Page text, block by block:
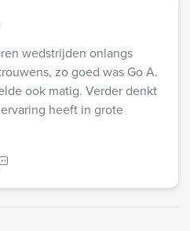
wedstrijden onlangs
zo goed was Go A.
ook matig. Verder denkt
heeft in grote